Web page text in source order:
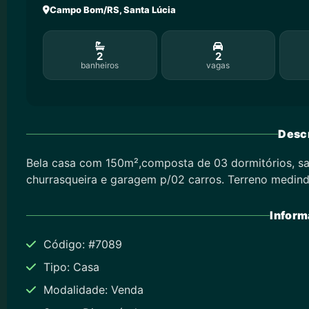
Campo Bom/RS, Santa Lúcia
2
banheiros
2
vagas
Bela casa com 150m²,composta de 03 dormitórios,
churrasqueira e garagem p/02 carros. Terreno
Código: #7089
Tipo: Casa
Modalidade: Venda